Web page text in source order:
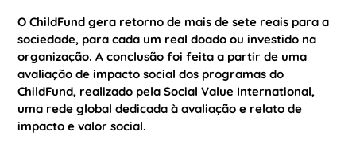
O ChildFund gera retorno de mais de sete reais para a
sociedade, para cada um real doado ou investido na
organização. A conclusão foi feita a partir de uma
avaliação de impacto social dos programas do
ChildFund, realizado pela Social Value International,
uma rede global dedicada à avaliação e relato de
impacto e valor social.